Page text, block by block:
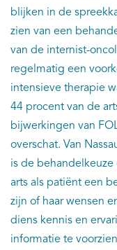
blijken in de
zien van een
van de internist-
regelmatig een
intensieve therapie
44 procent van de
bijwerkingen van
overschat. Van
is de behandelkeuze
arts als patiënt een
zijn of haar wensen
diens kennis en
informatie te